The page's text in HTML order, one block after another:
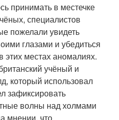
принимать в местечке
специалистов
пожелали увидеть
глазами и убедиться
местах аномалиях.
учёный и
который использовал
зафиксировать
волны над холмами